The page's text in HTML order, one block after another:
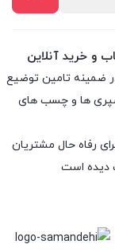
و خرید آنلاین
درخشان در ضمینه تامین توضیع
ها و چسب های
رفاه حال مشتریان
دیده است